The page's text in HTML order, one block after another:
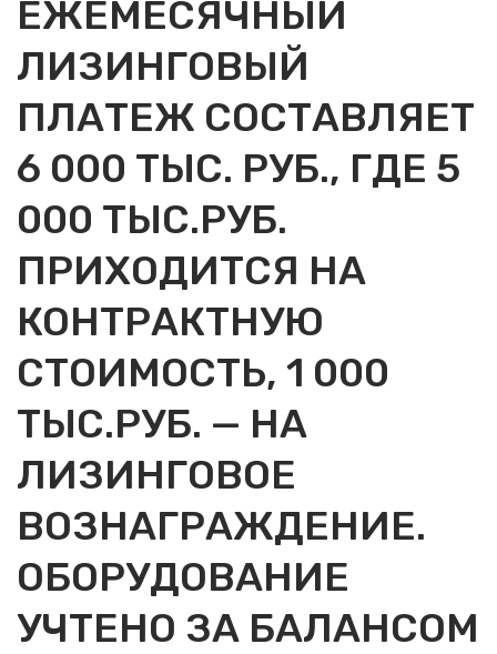
ЕЖЕМЕСЯЧНЫЙ
ЛИЗИНГОВЫЙ
ПЛАТЕЖ СОСТАВЛЯЕТ
6 000 ТЫС. РУБ., ГДЕ 5
000 ТЫС.РУБ.
ПРИХОДИТСЯ НА
КОНТРАКТНУЮ
СТОИМОСТЬ, 1 000
ТЫС.РУБ. — НА
ЛИЗИНГОВОЕ
ВОЗНАГРАЖДЕНИЕ.
ОБОРУДОВАНИЕ
УЧТЕНО ЗА БАЛАНСОМ